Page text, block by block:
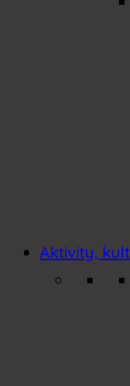
Aktivity,